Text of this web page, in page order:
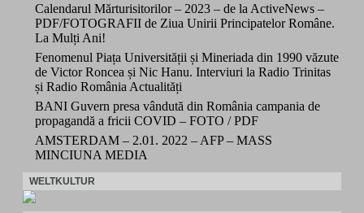
Calendarul Mărturisitorilor – 2023 – de la ActiveNews –
PDF/FOTOGRAFII de Ziua Unirii Principatelor Române.
La Mulți Ani!
Fenomenul Piața Universității și Mineriada din 1990 văzute
de Victor Roncea și Nic Hanu. Interviuri la Radio Trinitas
și Radio România Actualități
BANI Guvern presa vândută din România campania de
propagandă a fricii COVID – FOTO / PDF
AMSTERDAM – 2.01. 2022 – AFP – MASS
MINCIUNA MEDIA
WELTKULTUR